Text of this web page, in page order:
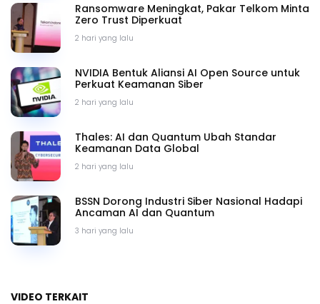
2 hari yang lalu
Ransomware Meningkat, Pakar Telkom Minta
Zero Trust Diperkuat
2 hari yang lalu
NVIDIA Bentuk Aliansi AI Open Source untuk
Perkuat Keamanan Siber
2 hari yang lalu
Thales: AI dan Quantum Ubah Standar
Keamanan Data Global
3 hari yang lalu
BSSN Dorong Industri Siber Nasional Hadapi
Ancaman AI dan Quantum
VIDEO TERKAIT